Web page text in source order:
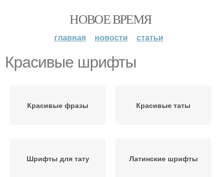
НОВОЕ ВРЕМЯ
главная новости статьи
Красивые шрифты
Красивые фразы Красивые таты
Шрифты для тату Латинские шрифты